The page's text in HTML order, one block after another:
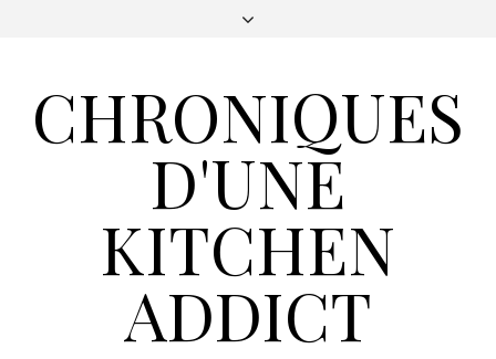
CHRONIQUES
D'UNE
KITCHEN
ADDICT